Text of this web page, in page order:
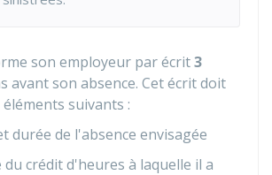
son employeur par écrit3
avant son absence. Cet écrit doit
suivants :
durée de l'absence envisagée
du crédit d'heures à laquelle il a